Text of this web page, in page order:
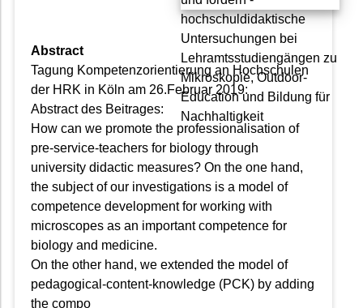
Abstract
Tagung Kompetenzorientierung an Hochschulen
der HRK in Köln am 26.Februar 2019:
Abstract des Beitrages:
How can we promote the professionalisation of
pre-service-teachers for biology through
university didactic measures? On the one hand,
the subject of our investigations is a model of
competence development for working with
microscopes as an important competence for
biology and medicine.
On the other hand, we extended the model of
pedagogical-content-knowledge (PCK) by adding
the compo